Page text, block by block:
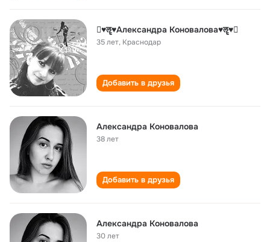
♥ॡ♥Александра Коновалова♥ॡ♥
35 лет, Краснодар
Добавить в друзья
Александра Коновалова
38 лет
Добавить в друзья
Александра Коновалова
30 лет